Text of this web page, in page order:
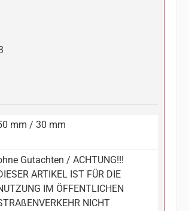
mm / 30 mm
Gutachten / ACHTUNG!!!
ARTIKEL IST FÜR DIE
IM ÖFFENTLICHEN
NICHT